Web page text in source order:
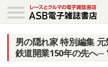
男の隠れ家 特別編集
鉄道開業150年の先へ─